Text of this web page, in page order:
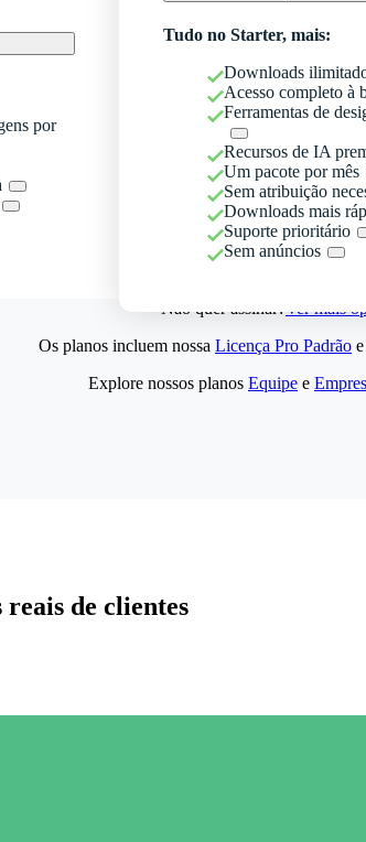
por
Tudo no Starter, mais:
Downloads
Acesso completo à
Ferramentas de
Recursos de IA
Um pacote por mês
Sem atribuição
Downloads mais
Suporte prioritário
Sem anúncios
Não quer assinar?Ver mais
Os planos incluem nossa Licença Pro Padrão
Explore nossos planos Equipe e
de clientes